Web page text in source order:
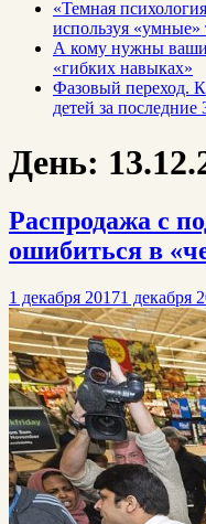
«Темная
используя
А кому нужны ваши
«гибких навыках»
Фазовый переход.
детей за последние
День:
Распродажа с
ошибиться в
1 декабря 20171 декабря